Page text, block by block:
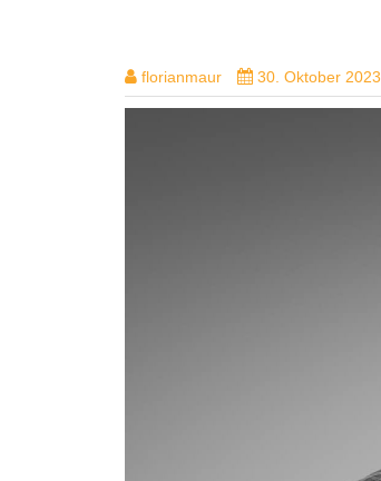
florianmaur 30. Oktober 2023